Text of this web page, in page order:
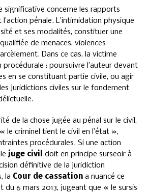
significative concerne les rapports
l’action pénale. L’intimidation physique
et ses modalités, constituer une
qualifiée de menaces, violences
Dans ce cas, la victime
procédurale : poursuivre l’auteur devant
en se constituant partie civile, ou agir
juridictions civiles sur le fondement
de la chose jugée au pénal sur le civil,
le criminel tient le civil en l’état »,
procédurales. Si une action
juge civil
doit en principe surseoir à
définitive de la juridiction
la Cour de cassation a nuancé ce
du 6 mars 2013, jugeant que « le sursis